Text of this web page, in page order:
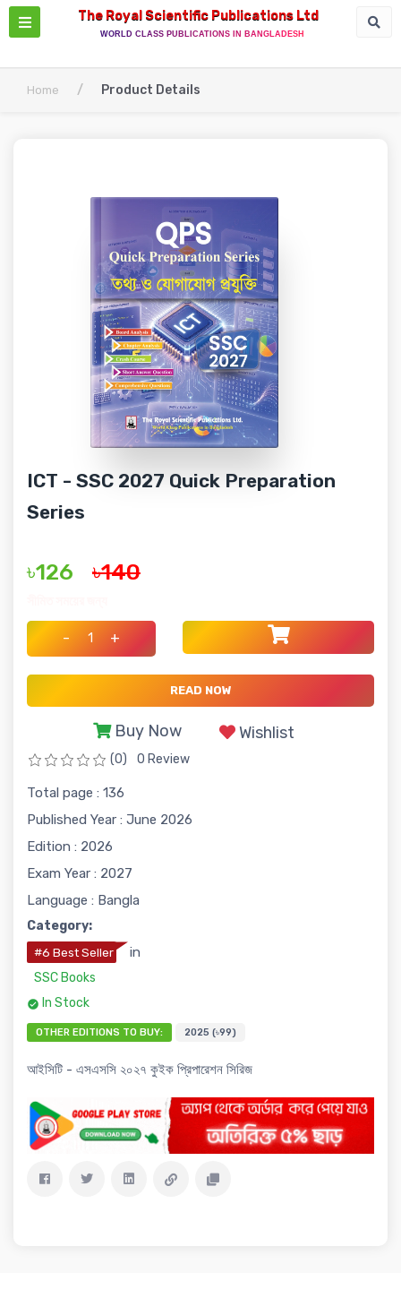
The Royal Scientific Publications Ltd
WORLD CLASS PUBLICATIONS IN BANGLADESH
Home / Product Details
ICT - SSC 2027 Quick Preparation
Series
৳126 ৳140
- +
READ NOW
Buy Now Wishlist
(0) 0 Review
Total page : 136
Published Year : June 2026
Edition : 2026
Exam Year : 2027
Language : Bangla
Category:
#6 Best Seller in
SSC Books
In Stock
OTHER EDITIONS TO BUY: 2025 (৳99)
আইসিটি - এসএসসি ২০২৭ কুইক প্রিপারেশন সিরিজ